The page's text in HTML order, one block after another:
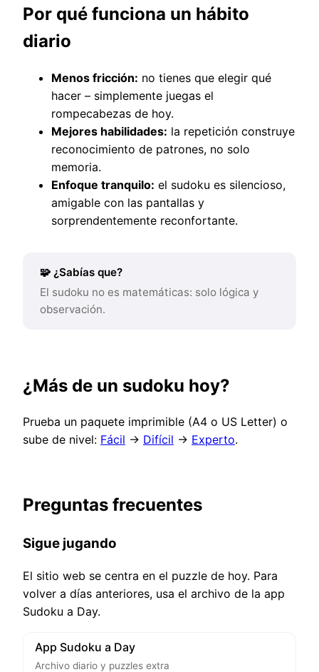
Por qué funciona un hábito
diario
Menos fricción: no tienes que elegir qué
hacer – simplemente juegas el
rompecabezas de hoy.
Mejores habilidades: la repetición construye
reconocimiento de patrones, no solo
memoria.
Enfoque tranquilo: el sudoku es silencioso,
amigable con las pantallas y
sorprendentemente reconfortante.
🧩 ¿Sabías que?
El sudoku no es matemáticas: solo lógica y
observación.
¿Más de un sudoku hoy?
Prueba un paquete imprimible (A4 o US Letter) o
sube de nivel: Fácil → Difícil → Experto.
Preguntas frecuentes
Sigue jugando
El sitio web se centra en el puzzle de hoy. Para
volver a días anteriores, usa el archivo de la app
Sudoku a Day.
App Sudoku a Day
Archivo diario y puzzles extra